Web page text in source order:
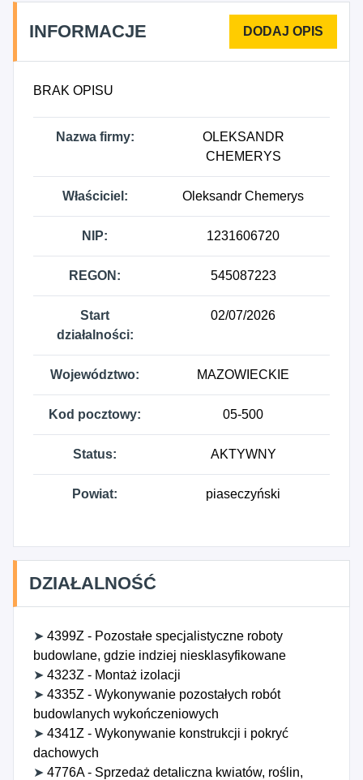
INFORMACJE
BRAK OPISU
Nazwa firmy:
OLEKSANDR
CHEMERYS
Właściciel: Oleksandr Chemerys
NIP: 1231606720
REGON: 545087223
Start
działalności:
02/07/2026
Województwo: MAZOWIECKIE
Kod pocztowy: 05-500
Status: AKTYWNY
Powiat: piaseczyński
DZIAŁALNOŚĆ
➤ 4399Z - Pozostałe specjalistyczne roboty
budowlane, gdzie indziej niesklasyfikowane
➤ 4323Z - Montaż izolacji
➤ 4335Z - Wykonywanie pozostałych robót
budowlanych wykończeniowych
➤ 4341Z - Wykonywanie konstrukcji i pokryć
dachowych
➤ 4776A - Sprzedaż detaliczna kwiatów, roślin,